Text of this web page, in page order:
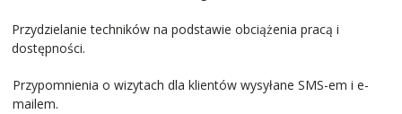
Przydzielanie techników na podstawie obciążenia pracą i
dostępności.
Przypomnienia o wizytach dla klientów wysyłane SMS-em i e-
mailem.